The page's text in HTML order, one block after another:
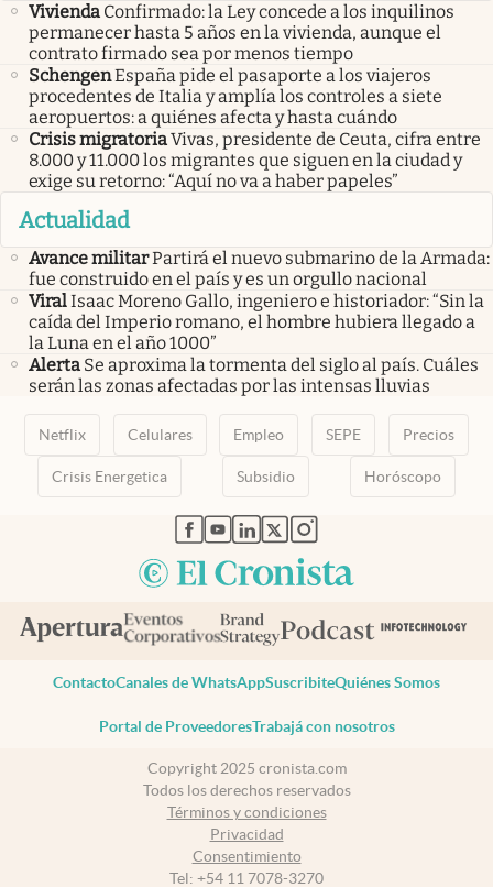
Vivienda Confirmado: la Ley concede a los inquilinos
permanecer hasta 5 años en la vivienda, aunque el
contrato firmado sea por menos tiempo
SchengenEspaña pide el pasaporte a los viajeros
procedentes de Italia y amplía los controles a siete
aeropuertos: a quiénes afecta y hasta cuándo
Crisis migratoriaVivas, presidente de Ceuta, cifra entre
8.000 y 11.000 los migrantes que siguen en la ciudad y
exige su retorno: “Aquí no va a haber papeles”
Actualidad
Avance militarPartirá el nuevo submarino de la Armada:
fue construido en el país y es un orgullo nacional
ViralIsaac Moreno Gallo, ingeniero e historiador: “Sin la
caída del Imperio romano, el hombre hubiera llegado a
la Luna en el año 1000”
Alerta Se aproxima la tormenta del siglo al país. Cuáles
serán las zonas afectadas por las intensas lluvias
Netflix Celulares Empleo SEPE Precios
Crisis Energetica Subsidio Horóscopo
abre en nueva pestaña
abre en nueva pestaña
abre en nueva pestaña
abre en nueva pestaña
abre en nueva pestaña
ContactoCanales de WhatsAppSuscribiteQuiénes Somos
Portal de ProveedoresTrabajá con nosotros
Copyright 2025 cronista.com
Todos los derechos reservados
Términos y condiciones
Privacidad
Consentimiento
Tel: +54 11 7078-3270